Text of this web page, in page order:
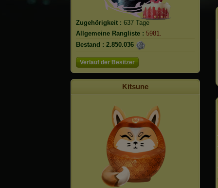
Zugehörigkeit : 637 Tage
Allgemeine Rangliste : 5981.
Bestand : 2.850.036
Verlauf der Besitzer
Kitsune